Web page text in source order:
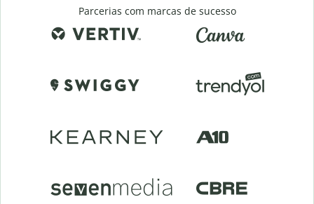
Parcerias com marcas de sucesso